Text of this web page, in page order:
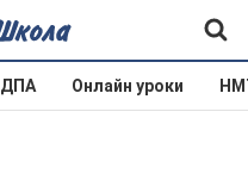
ДПА Онлайн уроки